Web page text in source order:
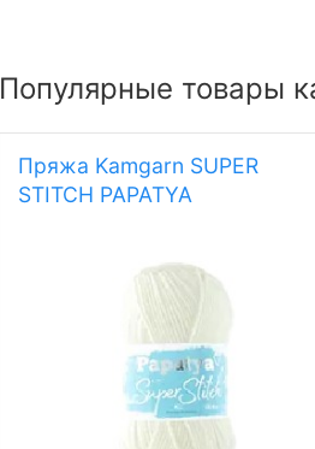
Популярные товары
Пряжа Kamgarn SUPER
STITCH PAPATYA